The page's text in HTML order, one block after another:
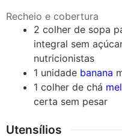
Recheio e cobertura
2 colher de sopa
integral sem
nutricionistas
1 unidade banana
1 colher de chá mel
certa sem pesar
Utensílios